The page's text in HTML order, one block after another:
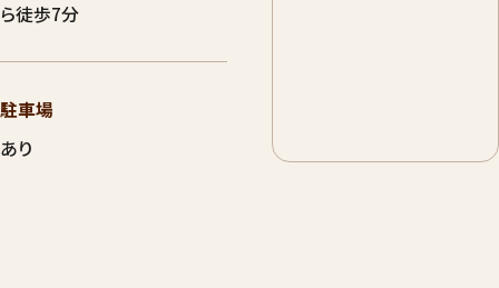
ら徒歩7分
駐車場
あり